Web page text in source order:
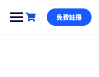
免費註冊